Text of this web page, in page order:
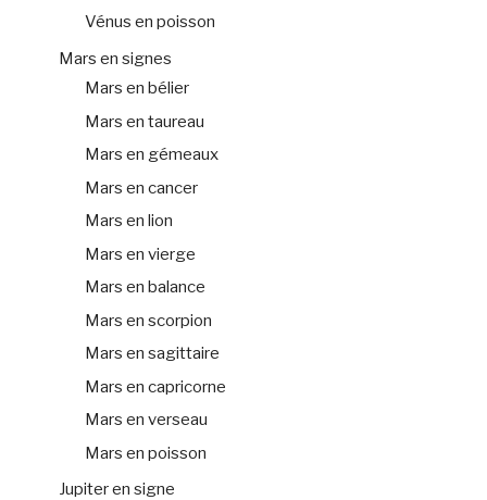
Vénus en poisson
Mars en signes
Mars en bélier
Mars en taureau
Mars en gémeaux
Mars en cancer
Mars en lion
Mars en vierge
Mars en balance
Mars en scorpion
Mars en sagittaire
Mars en capricorne
Mars en verseau
Mars en poisson
Jupiter en signe